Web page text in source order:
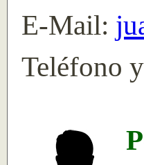
E-Mail:
Teléfono